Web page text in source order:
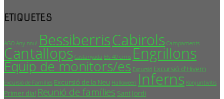
ETIQUETES
AGO Any nou! BessiberrisCabirols Campaments
Cantallops Castanyada Els 40 cims Engrillons
Equip de monitors/es Excursió Excursió d'Hivern
Excursió de Famílies Excursió de la Neu Halloween Inferns Konjuntivitis
Primer dia! Reunió de famílies Sant Jordi